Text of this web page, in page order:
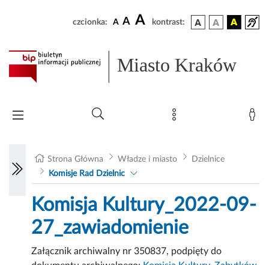
czcionka: A A A kontrast:
Miasto Kraków
Strona Główna Władze i miasto
Dzielnice
Komisje Rad Dzielnic
Komisja Kultury_2022-09-
27_zawiadomienie
Załącznik archiwalny nr 350837, podpięty do